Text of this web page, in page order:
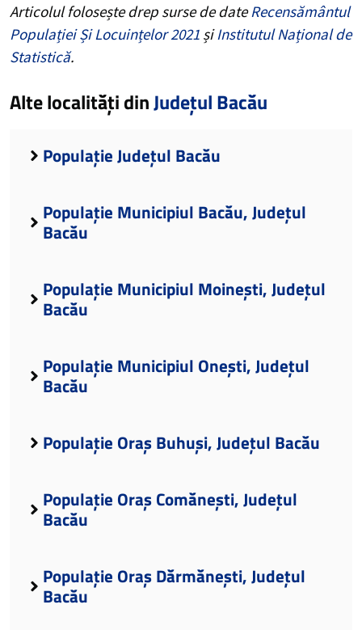
Articolul folosește drep surse de dateRecensământul
Populației Și Locuințelor 2021 șiInstitutul Național de
Statistică.
Alte localități dinJudețul Bacău
Populație Județul Bacău
Populație Municipiul Bacău, Județul
Bacău
Populație Municipiul Moinești, Județul
Bacău
Populație Municipiul Onești, Județul
Bacău
Populație Oraș Buhuși, Județul Bacău
Populație Oraș Comănești, Județul
Bacău
Populație Oraș Dărmănești, Județul
Bacău